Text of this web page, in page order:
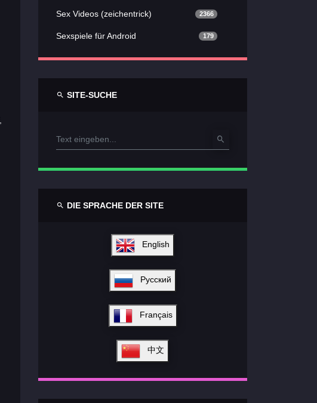
Sex Videos (zeichentrick) 2366
Sexspiele für Android 179
SITE-SUCHE
DIE SPRACHE DER SITE
English
Русский
Français
中文